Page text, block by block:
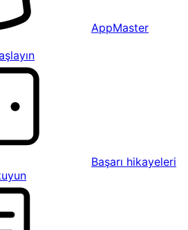
AppMaster
Başarı hikayeleri